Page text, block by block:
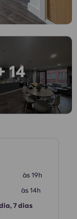
14
às 19h
às 14h
7 dias